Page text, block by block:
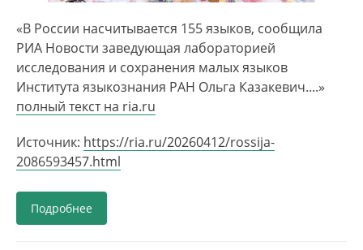
«В России насчитывается 155 языков, сообщила
РИА Новости заведующая лабораторией
исследования и сохранения малых языков
Института языкознания РАН Ольга Казакевич....»
полный текст на ria.ru
Источник: https://ria.ru/20260412/rossija-
2086593457.html
Подробнее